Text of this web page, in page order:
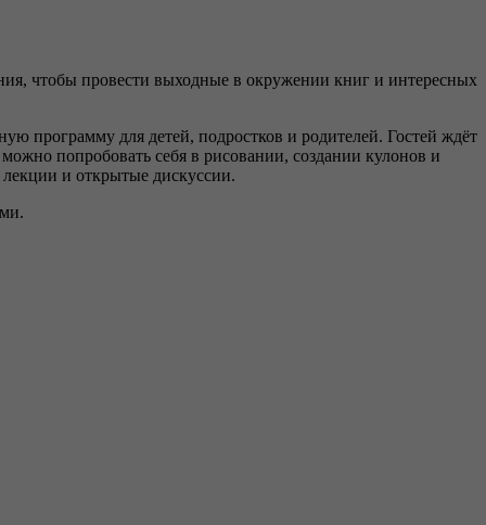
чтобы провести выходные в окружении книг и интересных
программу для детей, подростков и родителей. Гостей ждёт
попробовать себя в рисовании, создании кулонов и
и открытые дискуссии.